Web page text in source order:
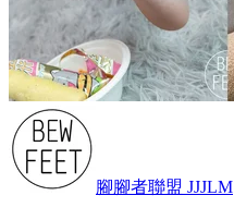
腳腳者聯盟 JJJLM